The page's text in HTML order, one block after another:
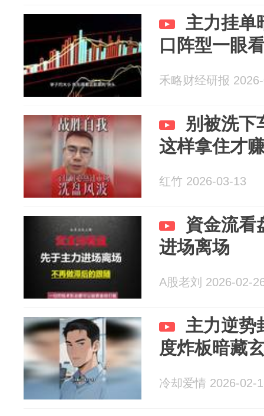
主力挂单
口阵型一眼
禾略财经研报
别被洗下
这样拿住才
红竹 2026-03-13
資金流看
进场离场
A股老刘 2026-02-
主力逆势
度炸板暗藏
冷却爱情 2026-02-